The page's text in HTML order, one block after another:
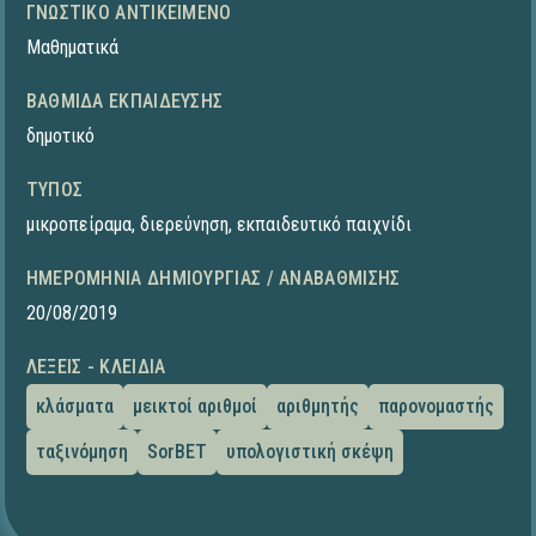
ΓΝΩΣΤΙΚΌ ΑΝΤΙΚΕΊΜΕΝΟ
Μαθηματικά
ΒΑΘΜΊΔΑ ΕΚΠΑΊΔΕΥΣΗΣ
δημοτικό
ΤΎΠΟΣ
μικροπείραμα, διερεύνηση, εκπαιδευτικό παιχνίδι
ΗΜΕΡΟΜΗΝΊΑ ΔΗΜΙΟΥΡΓΊΑΣ / ΑΝΑΒΆΘΜΙΣΗΣ
20/08/2019
ΛΈΞΕΙΣ - ΚΛΕΙΔΙΆ
κλάσματα
μεικτοί αριθμοί αριθμητής
παρονομαστής
ταξινόμηση
SorBET υπολογιστική σκέψη